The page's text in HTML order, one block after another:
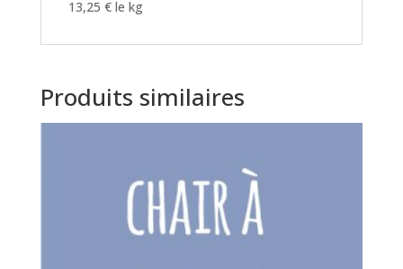
13,25 € le kg
Produits similaires